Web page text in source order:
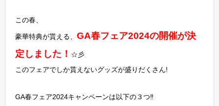
この春、
豪華特典が貰える、 GA春フェア2024の開催が決
定しました！ ☆彡
このフェアでしか貰えないグッズが盛りだくさん!
GA春フェア2024キャンペーンは以下の３つ‼